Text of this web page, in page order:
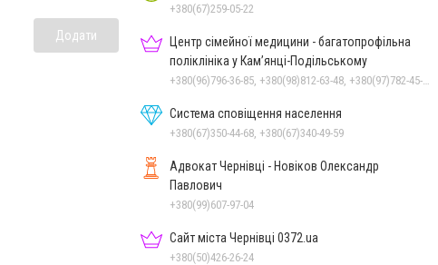
Додати
+380(67)259-05-22
Центр сімейної медицини - багатопрофільна
поліклініка у Кам’янці-Подільському
Система сповіщення населення
+380(67)350-44-68, +380(67)340-49-59
Адвокат Чернівці - Новіков Олександр
Павлович
+380(99)607-97-04
Сайт міста Чернівці 0372.ua
+380(50)426-26-24